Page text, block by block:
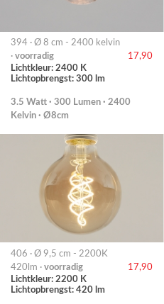
394 · Ø 8 cm - 2400 kelvin
· voorradig
17,90
Lichtkleur: 2400 K
Lichtopbrengst: 300 lm
3.5 Watt · 300 Lumen · 2400
Kelvin · Ø8cm
406 · Ø 9,5 cm - 2200K
420lm · voorradig
17,90
Lichtkleur: 2200 K
Lichtopbrengst: 420 lm